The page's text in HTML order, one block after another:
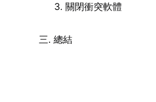
3. 關閉衝突軟體
三. 總結